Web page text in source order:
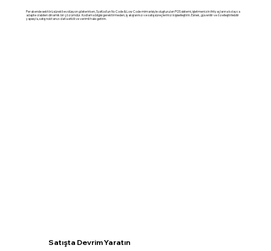
Satışta Devrim Yaratın
Perakende sektörü sürekli evolüsyon gösterirken, SysKod'un No Code & Low Code mimarisiyle oluşturulan POS sistemi, işletmenizin ihtiyaçlarına kolayca
adapte olabilen dinamik bir çözümdür. Kodlama bilgisi gerektirmeden, iş akışlarınızı ve satış süreçlerinizi kişiselleştirin. Esnek, güvenilir ve özelleştirilebilir
yapısıyla, satış noktanızı daha etkili ve verimli hale getirin.